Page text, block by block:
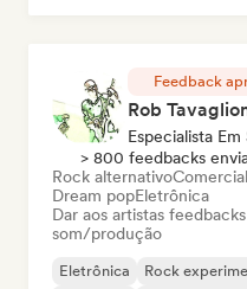
Feedback
Rob
Especialista Em
> 800 feedbacks
Rock alternativo
Dream popEletrônica
Dar aos artistas
som/produção
Eletrônica Rock